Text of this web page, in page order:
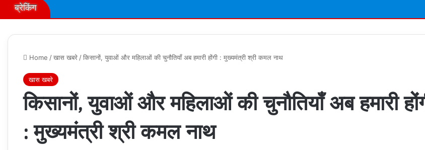
ब्रेकिंग
Home /खास खबरे /किसानों, युवाओं और महिलाओं की चुनौतियाँ अब हमारी होंगी : मुख्यमंत्री श्री कमल नाथ
खास खबरे
किसानों, युवाओं और महिलाओं की चुनौतियाँ अब हमारी
: मुख्यमंत्री श्री कमल नाथ